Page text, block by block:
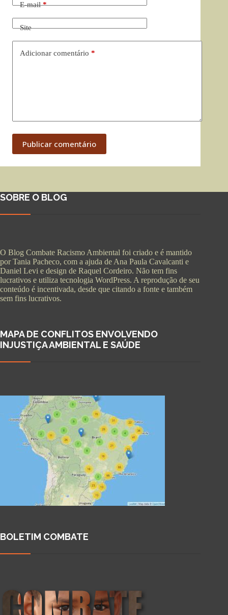
E-mail*
Site
Adicionar comentário *
Publicar comentário
SOBRE O BLOG
O Blog Combate Racismo Ambiental foi criado e é mantido
por Tania Pacheco, com a ajuda de Ana Paula Cavalcanti e
Daniel Levi e design de Raquel Cordeiro. Não tem fins
lucrativos e utiliza tecnologia WordPress. A reprodução de seu
conteúdo é incentivada, desde que citando a fonte e também
sem fins lucrativos.
MAPA DE CONFLITOS ENVOLVENDO
INJUSTIÇA AMBIENTAL E SAÚDE
BOLETIM COMBATE